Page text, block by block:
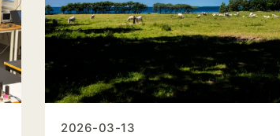
2026-03-13